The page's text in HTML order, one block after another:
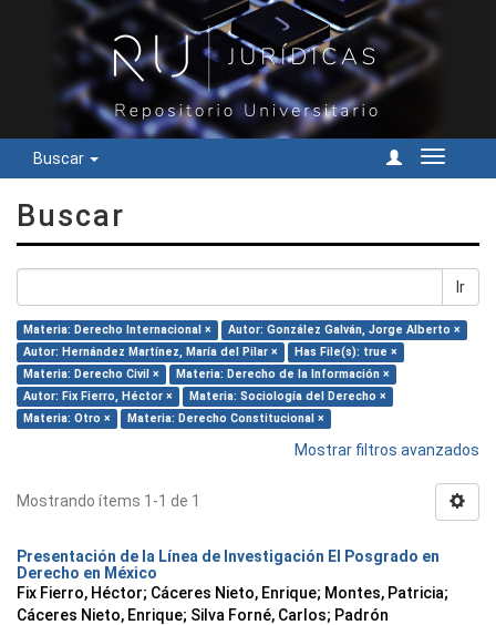
Buscar
Cambiar
Buscar
Ir
Materia: Derecho Internacional ×
Autor: González Galván, Jorge Alberto ×
Autor: Hernández Martínez, María del Pilar ×
Has File(s): true ×
Materia: Derecho Civil ×
Materia: Derecho de la Información ×
Autor: Fix Fierro, Héctor ×
Materia: Sociología del Derecho ×
Materia: Otro ×
Materia: Derecho Constitucional ×
Mostrar filtros avanzados
Mostrando ítems 1-1 de 1
Presentación de la Línea de Investigación El Posgrado en
Derecho en México
Fix Fierro, Héctor; Cáceres Nieto, Enrique; Montes, Patricia;
Cáceres Nieto, Enrique; Silva Forné, Carlos; Padrón